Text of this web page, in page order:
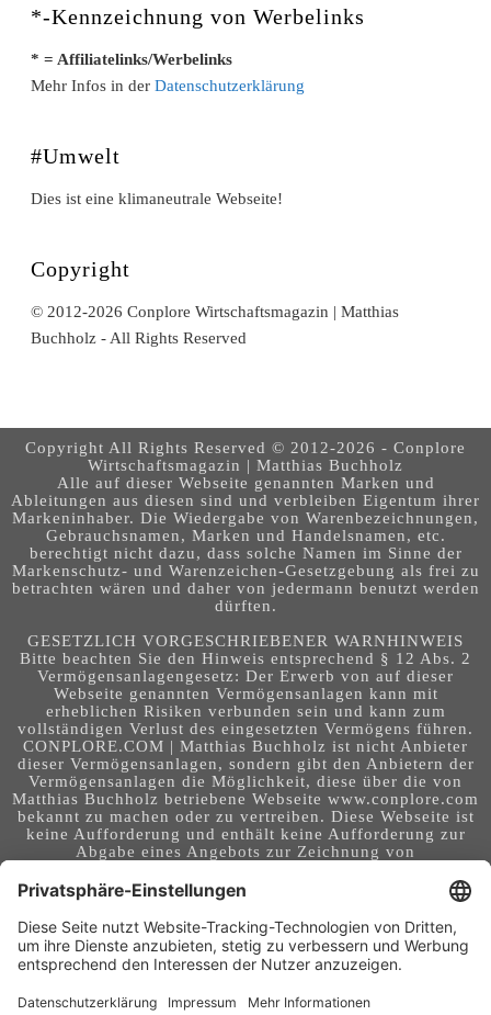
*-Kennzeichnung von Werbelinks
* = Affiliatelinks/Werbelinks
Mehr Infos in derDatenschutzerklärung
#Umwelt
Dies ist eine klimaneutrale Webseite!
Copyright
© 2012-2026 Conplore Wirtschaftsmagazin | Matthias
Buchholz - All Rights Reserved
Copyright All Rights Reserved © 2012-2026 - Conplore
Wirtschaftsmagazin | Matthias Buchholz
Alle auf dieser Webseite genannten Marken und
Ableitungen aus diesen sind und verbleiben Eigentum ihrer
Markeninhaber. Die Wiedergabe von Warenbezeichnungen,
Gebrauchsnamen, Marken und Handelsnamen, etc.
berechtigt nicht dazu, dass solche Namen im Sinne der
Markenschutz- und Warenzeichen-Gesetzgebung als frei zu
betrachten wären und daher von jedermann benutzt werden
dürften.
GESETZLICH VORGESCHRIEBENER WARNHINWEIS
Bitte beachten Sie den Hinweis entsprechend § 12 Abs. 2
Vermögensanlagengesetz: Der Erwerb von auf dieser
Webseite genannten Vermögensanlagen kann mit
erheblichen Risiken verbunden sein und kann zum
vollständigen Verlust des eingesetzten Vermögens führen.
CONPLORE.COM | Matthias Buchholz ist nicht Anbieter
dieser Vermögensanlagen, sondern gibt den Anbietern der
Vermögensanlagen die Möglichkeit, diese über die von
Matthias Buchholz betriebene Webseite www.conplore.com
bekannt zu machen oder zu vertreiben. Diese Webseite ist
keine Aufforderung und enthält keine Aufforderung zur
Abgabe eines Angebots zur Zeichnung von
über Vermögensanlagen. Die Webseite richtet sich an ein
internationales Publikum. Sie stellt keine Beratung,
Anlageberatung, Rechtsberatung, Steuerberatung,
Kaufaufforderung oder sonstige Empfehlung dar - es
handelt sich um Werbung. Ob die in auf dieser Webseite
genannten Informationen, Anlagemöglichkeiten,
Instrumente in Ihrem Land rechtskonform (nutzbar) sind